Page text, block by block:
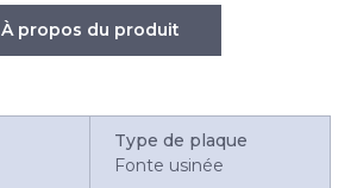
À propos du produit
Type de plaque
Fonte usinée